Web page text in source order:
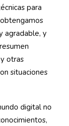
para
agradable, y
otras
situaciones
digital no